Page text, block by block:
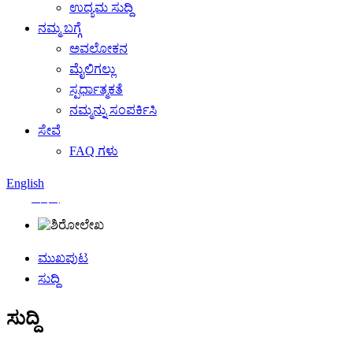
ಉದ್ಯಮ ಸುದ್ದಿ
ನಮ್ಮ ಬಗ್ಗೆ
ಅವಲೋಕನ
ಮೈಲಿಗಲ್ಲು
ಸ್ಪರ್ಧಾತ್ಮಕತೆ
ನಮ್ಮನ್ನು ಸಂಪರ್ಕಿಸಿ
ಸೇವೆ
FAQ ಗಳು
English
ಮುಖಪುಟ
ಸುದ್ದಿ
ಸುದ್ದಿ